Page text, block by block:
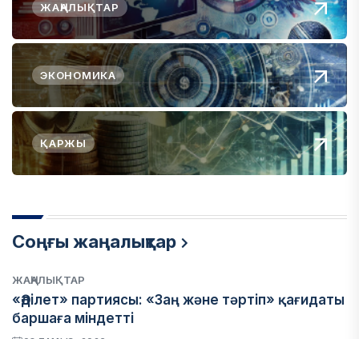
ЖАҢАЛЫҚТАР
ЭКОНОМИКА
ҚАРЖЫ
Соңғы жаңалықтар
ЖАҢАЛЫҚТАР
«Әділет» партиясы: «Заң және тәртіп» қағидаты
баршаға міндетті